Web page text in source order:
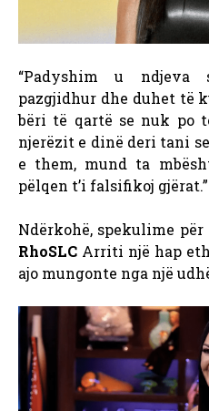
“Padyshim u
pazgjidhur dhe duhet të
bëri të qartë se nuk po
njerëzit e dinë deri tani
e them, mund ta
pëlqen t’i falsifikoj gjërat.”
Ndërkohë, spekulime për
RhoSLC Arriti një hap
ajo mungonte nga një